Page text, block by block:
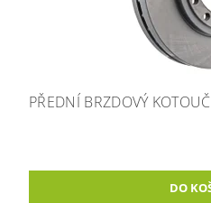
PŘEDNÍ BRZDOVÝ KOTOUČ